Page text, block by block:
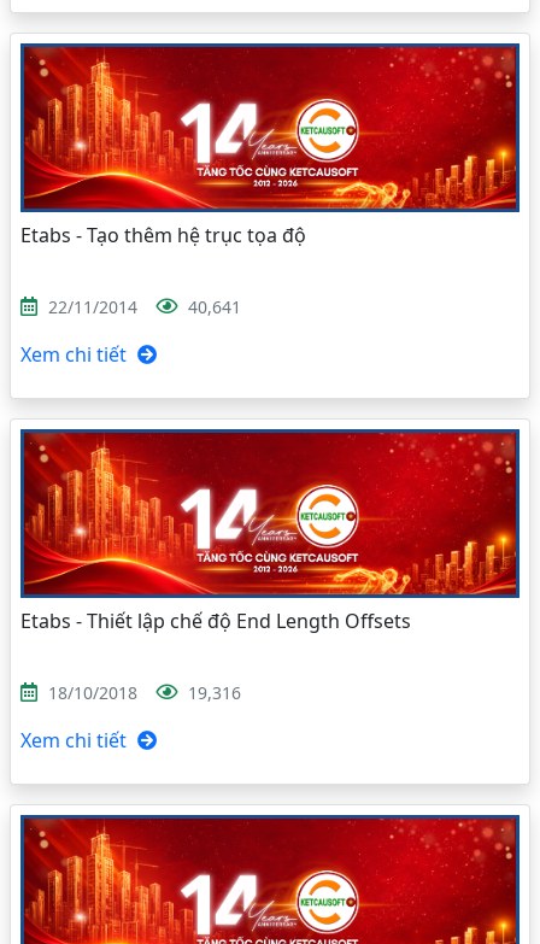
Etabs - Tạo thêm hệ trục tọa độ
22/11/2014 40,641
Xem chi tiết
Etabs - Thiết lập chế độ End Length Offsets
18/10/2018 19,316
Xem chi tiết